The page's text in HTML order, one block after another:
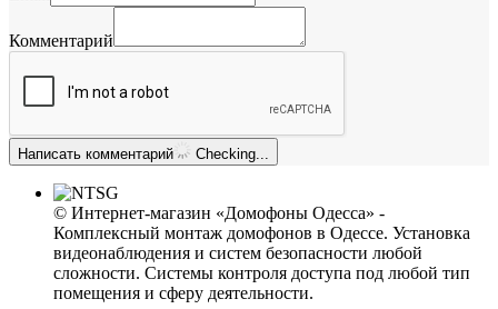
Комментарий
Написать комментарий Checking...
© Интернет-магазин «Домофоны Одесса» -
Комплексный монтаж домофонов в Одессе. Установка
видеонаблюдения и систем безопасности любой
сложности. Системы контроля доступа под любой тип
помещения и сферу деятельности.